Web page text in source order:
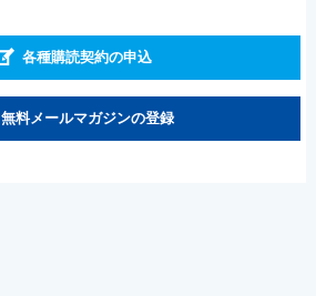
各種購読契約の申込
無料メールマガジンの登録